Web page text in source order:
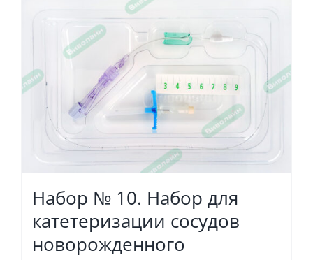
Набор № 10. Набор для
катетеризации сосудов
новорожденного